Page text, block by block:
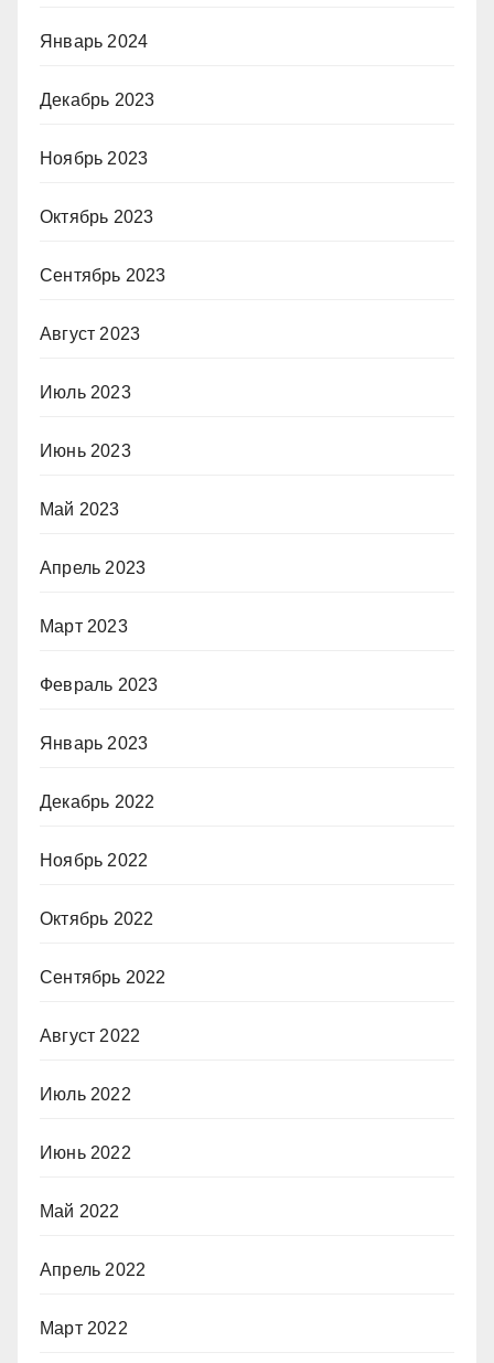
Январь 2024
Декабрь 2023
Ноябрь 2023
Октябрь 2023
Сентябрь 2023
Август 2023
Июль 2023
Июнь 2023
Май 2023
Апрель 2023
Март 2023
Февраль 2023
Январь 2023
Декабрь 2022
Ноябрь 2022
Октябрь 2022
Сентябрь 2022
Август 2022
Июль 2022
Июнь 2022
Май 2022
Апрель 2022
Март 2022